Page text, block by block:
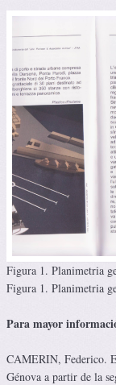
Figura 1. Planimetria
Figura 1. Planimetria
Para mayor
CAMERIN, Federico.
Génova a partir de la